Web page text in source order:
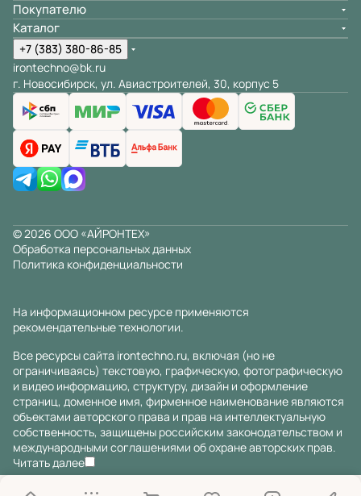
Покупателю
Каталог
+7 (383) 380-86-85
irontechno@bk.ru
г. Новосибирск, ул. Авиастроителей, 30, корпус 5
© 2026 ООО «АЙРОНТЕХ»
Обработка персональных данных
Политика конфиденциальности
На информационном ресурсе применяются
рекомендательные технологии.
Все ресурсы сайта irontechno.ru, включая (но не
ограничиваясь) текстовую, графическую, фотографическую
и видео информацию, структуру, дизайн и оформление
страниц, доменное имя, фирменное наименование являются
объектами авторского права и прав на интеллектуальную
собственность, защищены российским законодательством и
международными соглашениями об охране авторских прав.
Читать далее